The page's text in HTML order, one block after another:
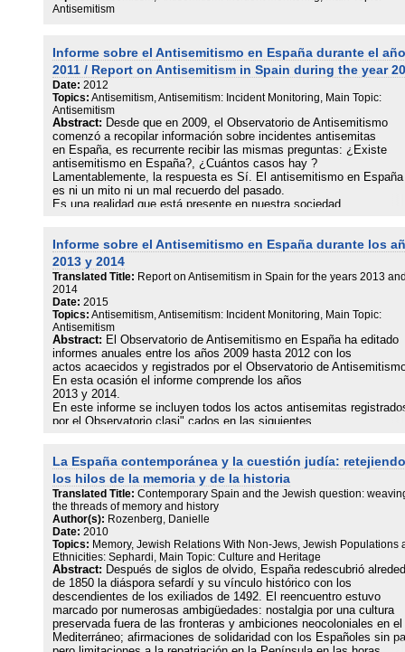
judeoespañol y variedades lingüísticas del español puede poseer
general de la lengua. 2) Estos destinatarios se encuentran
hacia el aprendizaje de esta variedad del español, principalmente
dentro de un racimo de intereses en los que los contenidos
lingüísticos se encuentran fuertemente imbricados. 3) Los
enseñanza-aprendizaje de la lectoescritura en los niveles
de Infantil y Primaria proporcionan herrmientas metodológicas
para su aplicación en la enseñanza de la lectura y escritura a
Antisemitism
Informe sobre el Antisemitismo en España durante el año
2011 / Report on Antisemitism in Spain during the year
Date: 2012
Topics: Antisemitism, Antisemitism: Incident Monitoring, Main Topic:
Antisemitism
Abstract: Desde que en 2009, el Observatorio de Antisemitismo
comenzó a recopilar información sobre incidentes antisemitas
en España, es recurrente recibir las mismas preguntas: ¿Existe
antisemitismo en España?, ¿Cuántos casos hay ?
Lamentablemente, la respuesta es Sí. El antisemitismo en
es ni un mito ni un mal recuerdo del pasado.
Es una realidad que está presente en nuestra sociedad.
propiedad judía son claramente actos antisemitas,
ciertas manifestaciones, actos e incluso palabras que forman
lenguaje cotidiano no son claramente
identifi cados como antisemitas. Sin embargo, son estos los
que nos ilustran acerca de cuan profundas
son las raíces del odio antijudío en España. Un mal social tan
como persistente y camaleónico.
Muchos de las denuncias recibidas por este Observatorio a lo
2011, refi eren a las huellas y residuos del
odio que se han trasmitido a lo largo de la historia.
Informe sobre el Antisemitismo en España durante los
2013 y 2014
Translated Title: Report on Antisemitism in Spain for the years 2013
2014
Date: 2015
Topics: Antisemitism, Antisemitism: Incident Monitoring, Main Topic:
Antisemitism
Abstract: El Observatorio de Antisemitismo en España ha editado
informes anuales entre los años 2009 hasta 2012 con los
actos acaecidos y registrados por el Observatorio de
En esta ocasión el informe comprende los años
2013 y 2014.
En este informe se incluyen todos los actos antisemitas
por el Observatorio clasi" cados en las siguientes
Ataques contra la propiedad
En los medios de comunicación
Internet y redes sociales
En el discurso público
Banalización del Holocausto
Apología del nazismo
No se incluyen actividades generales de organizaciones
ni información especí" ca sobre páginas webs y foros cuyo
antisemita es permanente. El apartado 5: Actuaciones contra el
Antisemitismo, enumera los actos e iniciativas, avances y
que se han producido durante los años 2013 y 2014
La España contemporánea y la cuestión judía: retejiendo
los hilos de la memoria y de la historia
Translated Title: Contemporary Spain and the Jewish question:
the threads of memory and history
Author(s): Rozenberg, Danielle
Date: 2010
Topics: Memory, Jewish Relations With Non-Jews, Jewish Populations
Ethnicities: Sephardi, Main Topic: Culture and Heritage
Abstract: Después de siglos de olvido, España redescubrió
de 1850 la diáspora sefardí y su vínculo histórico con los
descendientes de los exiliados de 1492. El reencuentro estuvo
marcado por numerosas ambigüedades: nostalgia por una cultura
preservada fuera de las fronteras y ambiciones neocoloniales en el
Mediterráneo; afirmaciones de solidaridad con los Españoles sin